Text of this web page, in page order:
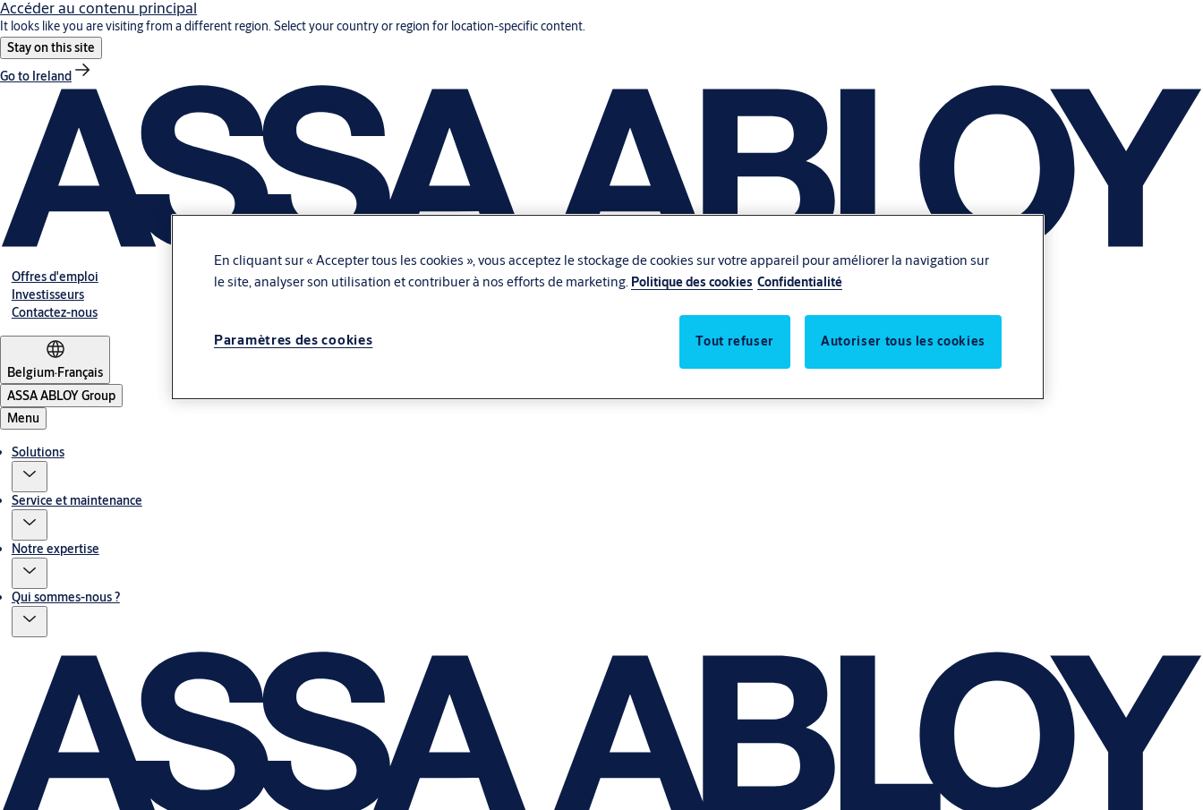
Accéder au contenu principal
It looks like you are visiting from a different region. Select your country or region for location-specific content.
Stay on this site
Go to Ireland
Offres d'emploi
Investisseurs
Contactez-nous
Belgium·Français
ASSA ABLOY Group
Menu
Solutions
Service et maintenance
Notre expertise
Qui sommes-nous ?
En cliquant sur « Accepter tous les cookies », vous acceptez le stockage de cookies sur votre appareil pour améliorer la navigation sur
le site, analyser son utilisation et contribuer à nos efforts de marketing. Politique des cookies Confidentialité
Paramètres des cookies Tout refuser Autoriser tous les cookies